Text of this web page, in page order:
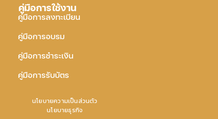
คู่มือการใช้งาน
คู่มือการลงทะเบียน
คู่มือการอบรม
คู่มือการชำระเงิน
คู่มือการรับบัตร
นโยบายความเป็นส่วนตัว
นโยบายธุรกิจ